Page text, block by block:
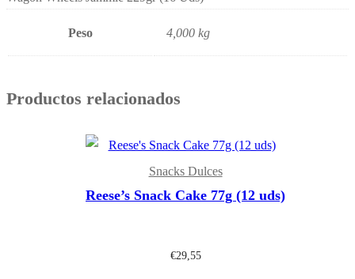
Peso 4,000 kg
Productos relacionados
Snacks Dulces
Reese’s Snack Cake 77g (12 uds)
€29,55